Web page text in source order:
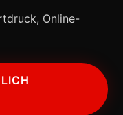
Online-